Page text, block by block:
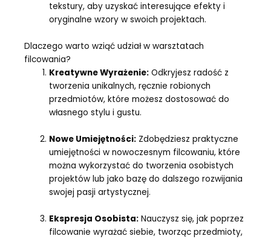
tekstury, aby uzyskać interesujące efekty i
oryginalne wzory w swoich projektach.
Dlaczego warto wziąć udział w warsztatach
filcowania?
Kreatywne Wyrażenie: Odkryjesz radość z
tworzenia unikalnych, ręcznie robionych
przedmiotów, które możesz dostosować do
własnego stylu i gustu.
Nowe Umiejętności: Zdobędziesz praktyczne
umiejętności w nowoczesnym filcowaniu, które
można wykorzystać do tworzenia osobistych
projektów lub jako bazę do dalszego rozwijania
swojej pasji artystycznej.
Ekspresja Osobista: Nauczysz się, jak poprzez
filcowanie wyrażać siebie, tworząc przedmioty,